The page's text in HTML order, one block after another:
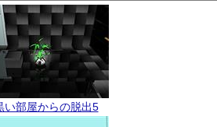
い部屋からの脱出5